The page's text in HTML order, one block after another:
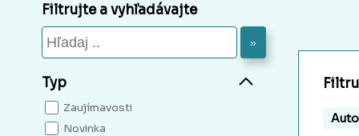
Filtrujte a vyhľadávajte
»
Typ
Zaujímavosti
Novinka